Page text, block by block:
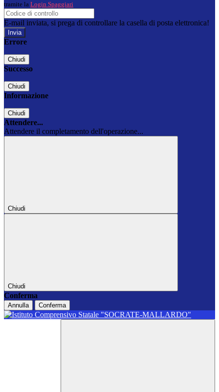
tramite la Login Spaggiari
E-mail inviata, si prega di controllare la casella di posta elettronica!
Errore
Chiudi
Successo
Chiudi
Informazione
Chiudi
Attendere...
Attendere il completamento dell'operazione...
Chiudi
Chiudi
Conferma
Annulla Conferma